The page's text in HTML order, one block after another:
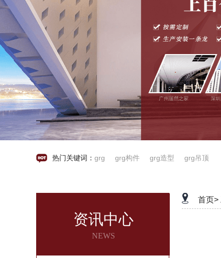
热门关键词： grg grg构件 grg造型 grg吊顶
资讯中心
NEWS
首页>